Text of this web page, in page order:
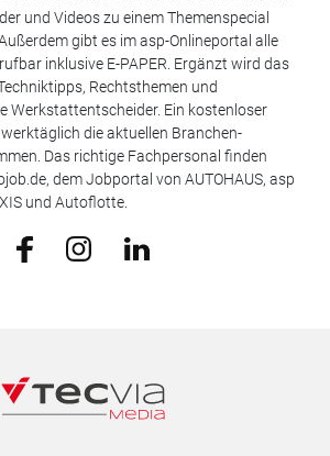
und Videos zu einem Themenspecial
gibt es im asp-Onlineportal alle
inklusive E-PAPER. Ergänzt wird das
Rechtsthemen und
Werkstattentscheider. Ein kostenloser
werktäglich die aktuellen Branchen-
Das richtige Fachpersonal finden
dem Jobportal von AUTOHAUS, asp
und Autoflotte.